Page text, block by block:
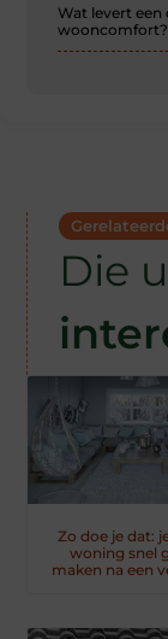
Wat levert
wooncomfort?
Die
Zo doe je dat:
woning snel
maken na een